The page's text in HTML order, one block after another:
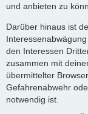
und anbieten zu
Darüber hinaus ist
den Interessen
zusammen mit
übermittelter
Gefahrenabwehr
notwendig ist.